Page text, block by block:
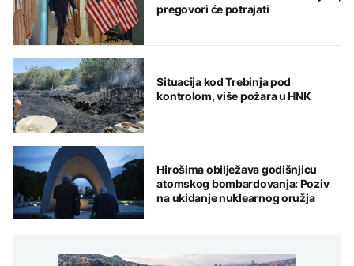
pregovori će potrajati
Situacija kod Trebinja pod
kontrolom, više požara u HNK
Hirošima obilježava godišnjicu
atomskog bombardovanja: Poziv
na ukidanje nuklearnog oružja